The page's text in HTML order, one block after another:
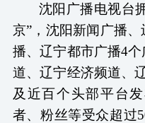
沈阳广播电视台
京”，沈阳新闻广播
播、辽宁都市广播4
道、辽宁经济频道、
及近百个头部平台
者、粉丝等受众超过